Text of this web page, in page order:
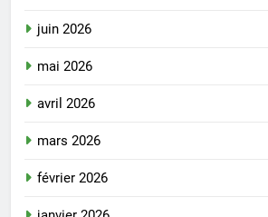
juin 2026
mai 2026
avril 2026
mars 2026
février 2026